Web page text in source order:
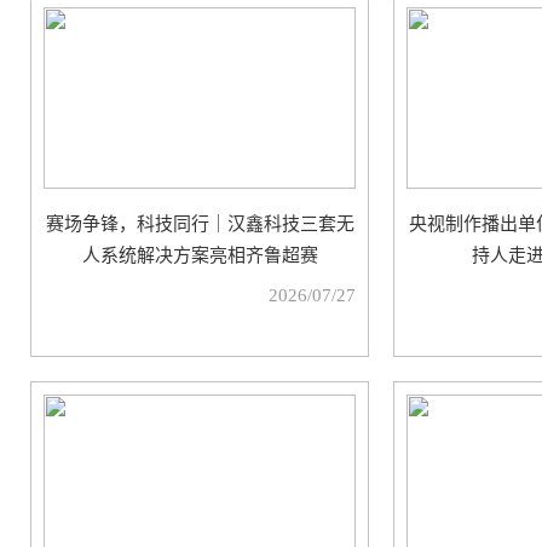
赛场争锋，科技同行｜汉鑫科技三套无
人系统解决方案亮相齐鲁超赛
2026/07/27
央视制作播出单
持人走